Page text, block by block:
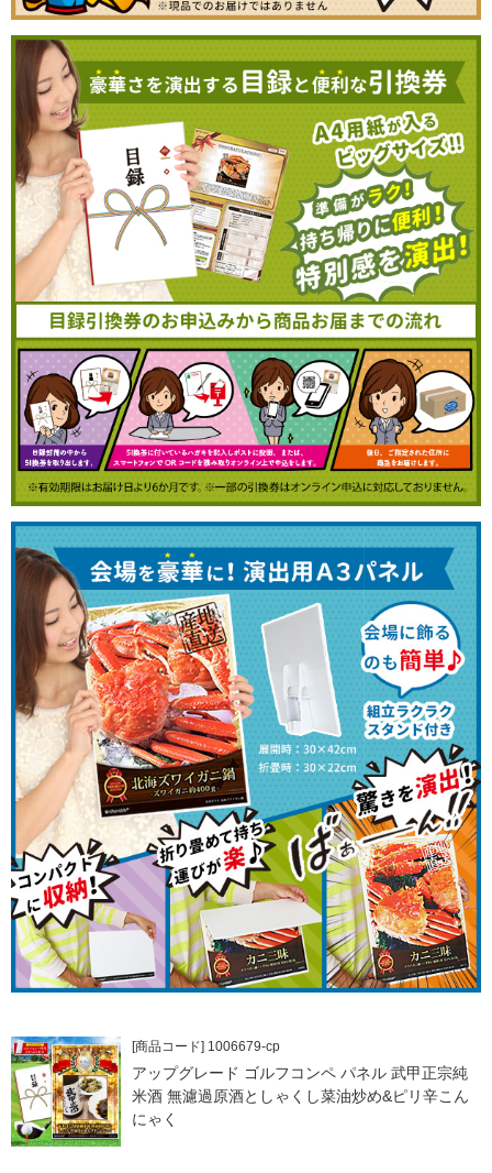
[商品コード] 1006679-cp
アップグレード ゴルフコンペ パネル 武甲正宗純
米酒 無濾過原酒としゃくし菜油炒め&ピリ辛こん
にゃく